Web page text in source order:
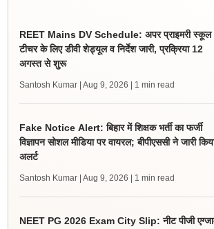
REET Mains DV Schedule: अपर प्राइमरी स्कूल
टीचर के लिए डीवी शेड्यूल व निर्देश जारी, प्रक्रिया 12
अगस्त से शुरू
Santosh Kumar | Aug 9, 2026 | 1 min read
Fake Notice Alert: बिहार में शिक्षक भर्ती का फर्जी
विज्ञापन सोशल मीडिया पर वायरल; बीपीएससी ने जारी
अलर्ट
Santosh Kumar | Aug 9, 2026 | 1 min read
NEET PG 2026 Exam City Slip: नीट पीजी